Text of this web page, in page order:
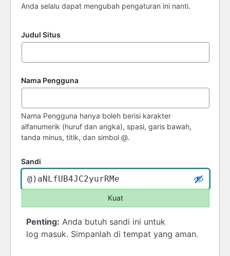
Anda selalu dapat mengubah pengaturan ini nanti.
Judul Situs
Nama Pengguna
Nama Pengguna hanya boleh berisi karakter
alfanumerik (huruf dan angka), spasi, garis bawah,
tanda minus, titik, dan simbol @.
Sandi
Kuat
Penting: Anda butuh sandi ini untuk
log masuk. Simpanlah di tempat yang aman.